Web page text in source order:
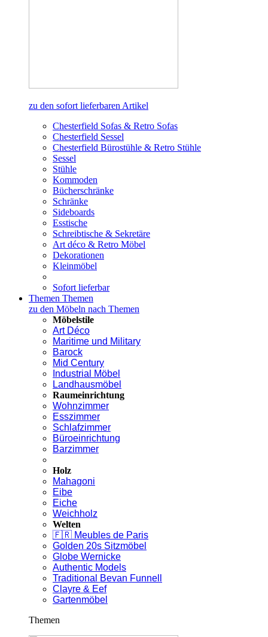
zu den sofort lieferbaren Artikel
Chesterfield Sofas & Retro Sofas
Chesterfield Sessel
Chesterfield Bürostühle & Retro Stühle
Sessel
Stühle
Kommoden
Bücherschränke
Schränke
Sideboards
Esstische
Schreibtische & Sekretäre
Art déco & Retro Möbel
Dekorationen
Kleinmöbel
Sofort lieferbar
Themen Themen
zu den Möbeln nach Themen
Möbelstile
Art Déco
Maritime und Military
Barock
Mid Century
Industrial Möbel
Landhausmöbel
Raumeinrichtung
Wohnzimmer
Esszimmer
Schlafzimmer
Büroeinrichtung
Barzimmer
Holz
Mahagoni
Eibe
Eiche
Weichholz
Welten
🇫🇷 Meubles de Paris
Golden 20s Sitzmöbel
Globe Wernicke
Authentic Models
Traditional Bevan Funnell
Clayre & Eef
Gartenmöbel
Themen